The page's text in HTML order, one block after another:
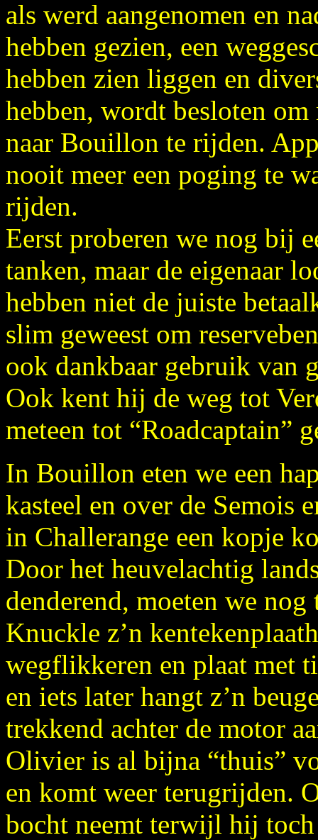
als werd aangenomen en
hebben gezien, een
hebben zien liggen en
hebben, wordt besloten
naar Bouillon te rijden.
nooit meer een poging te
rijden.
Eerst proberen we nog bij
tanken, maar de eigenaar
hebben niet de juiste
slim geweest om
ook dankbaar gebruik van
Ook kent hij de weg tot
meteen tot “Roadcaptain”
In Bouillon eten we een
kasteel en over de Semois
in Challerange een kopje
Door het heuvelachtig
denderend, moeten we
Knuckle z’n
wegflikkeren en plaat met
en iets later hangt z’n
trekkend achter de motor
Olivier is al bijna “thuis”
en komt weer terugrijden.
bocht neemt terwijl hij